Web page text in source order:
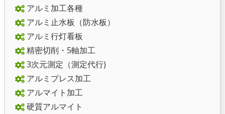
アルミ加工各種
アルミ止水板（防水板）
アルミ行灯看板
精密切削・5軸加工
3次元測定（測定代行)
アルミプレス加工
アルマイト加工
硬質アルマイト